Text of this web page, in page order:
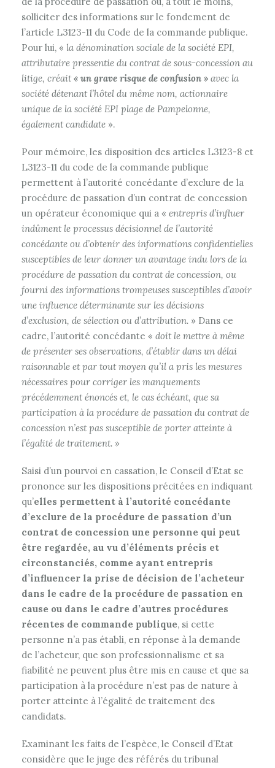
solliciter des informations sur le fondement de
l’article L3123-11 du Code de la commande publique.
Pour lui, « la dénomination sociale de la société EPI,
attributaire pressentie du contrat de sous-concession au
litige, créait« un grave risque de confusion » avec la
société détenant l’hôtel du même nom, actionnaire
unique de la société EPI plage de Pampelonne,
également candidate ».
Pour mémoire, les disposition des articles L3123-8 et
L3123-11 du code de la commande publique
permettent à l’autorité concédante d’exclure de la
procédure de passation d’un contrat de concession
un opérateur économique qui a « entrepris d’influer
indûment le processus décisionnel de l’autorité
concédante ou d’obtenir des informations confidentielles
susceptibles de leur donner un avantage indu lors de la
procédure de passation du contrat de concession, ou
fourni des informations trompeuses susceptibles d’avoir
une influence déterminante sur les décisions
d’exclusion, de sélection ou d’attribution. » Dans ce
cadre, l’autorité concédante « doit le mettre à même
de présenter ses observations, d’établir dans un délai
raisonnable et par tout moyen qu’il a pris les mesures
nécessaires pour corriger les manquements
précédemment énoncés et, le cas échéant, que sa
participation à la procédure de passation du contrat de
concession n’est pas susceptible de porter atteinte à
l’égalité de traitement. »
Saisi d’un pourvoi en cassation, le Conseil d’Etat se
prononce sur les dispositions précitées en indiquant
qu’elles permettent à l’autorité concédante
d’exclure de la procédure de passation d’un
contrat de concession une personne qui peut
être regardée, au vu d’éléments précis et
circonstanciés, comme ayant entrepris
d’influencer la prise de décision de l’acheteur
dans le cadre de la procédure de passation en
cause ou dans le cadre d’autres procédures
récentes de commande publique, si cette
personne n’a pas établi, en réponse à la demande
de l’acheteur, que son professionnalisme et sa
fiabilité ne peuvent plus être mis en cause et que sa
participation à la procédure n’est pas de nature à
porter atteinte à l’égalité de traitement des
candidats.
Examinant les faits de l’espèce, le Conseil d’Etat
considère que le juge des référés du tribunal